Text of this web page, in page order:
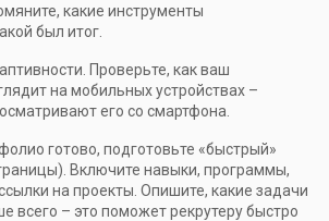
какие инструменты
был итог.
Проверьте, как ваш
на мобильных устройствах –
его со смартфона.
готово, подготовьте «быстрый»
Включите навыки, программы,
на проекты. Опишите, какие задачи
всего – это поможет рекрутеру быстро